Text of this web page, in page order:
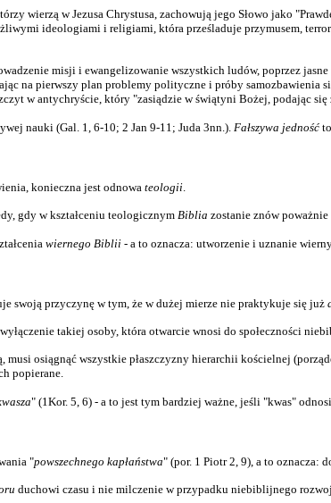
wierzą w Jezusa Chrystusa, zachowują jego Słowo jako
ideologiami i religiami, która prześladuje przymusem,
misji i ewangelizowanie wszystkich ludów, poprzez
na pierwszy plan problemy polityczne i próby
w antychryście, który "zasiądzie w świątyni Bożej, podając się
nauki (Gal. 1, 6-10; 2 Jan 9-11; Juda 3nn.). Fałszywa jedność
konieczna jest odnowa teologii.
gdy w kształceniu teologicznymBiblia zostanie znów
wiernego Biblii- a to oznacza: utworzenie i uznanie
swoją przyczynę w tym, że w dużej mierze nie praktykuje się już
takiej osoby, która otwarcie wnosi do społeczności
osiągnąć wszystkie płaszczyzny hierarchii kościelnej
popierane.
" (1Kor. 5, 6) - a to jest tym bardziej ważne, jeśli "kwas"
"powszechnego kapłaństwa" (por. 1 Piotr 2, 9), a to oznacza:
duchowi czasu i nie milczenie w przypadku niebiblijnego